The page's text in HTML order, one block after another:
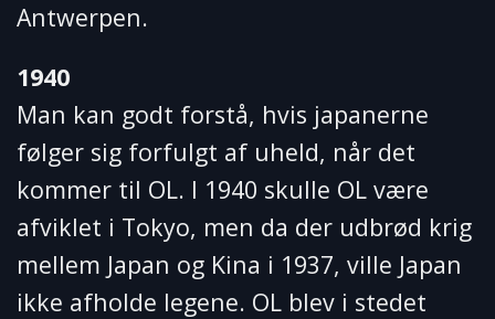
Antwerpen.
1940
Man kan godt forstå, hvis japanerne
følger sig forfulgt af uheld, når det
kommer til OL. I 1940 skulle OL være
afviklet i Tokyo, men da der udbrød krig
mellem Japan og Kina i 1937, ville Japan
ikke afholde legene. OL blev i stedet